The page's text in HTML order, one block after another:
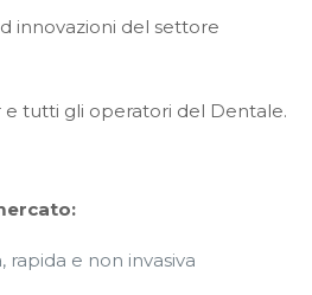
innovazioni del settore
tutti gli operatori del Dentale.
rapida e non invasiva